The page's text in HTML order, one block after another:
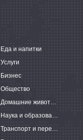
Еда и напитки
Услуги
Бизнес
Общество
Домашние животные
Наука и образование
Транспорт и перевозки